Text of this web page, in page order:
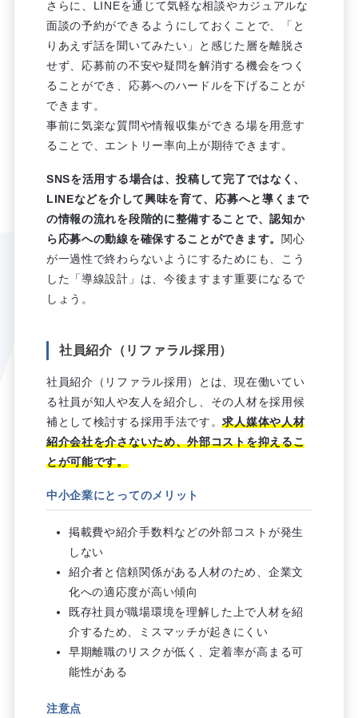
さらに、LINEを通じて気軽な相談やカジュアルな
面談の予約ができるようにしておくことで、「と
りあえず話を聞いてみたい」と感じた層を離脱さ
せず、応募前の不安や疑問を解消する機会をつく
ることができ、応募へのハードルを下げることが
できます。
事前に気楽な質問や情報収集ができる場を用意す
ることで、エントリー率向上が期待できます。
SNSを活用する場合は、投稿して完了ではなく、
LINEなどを介して興味を育て、応募へと導くまで
の情報の流れを段階的に整備することで、認知か
ら応募への動線を確保することができます。 関心
が一過性で終わらないようにするためにも、こう
した「導線設計」は、今後ますます重要になるで
しょう。
社員紹介（リファラル採用）
社員紹介（リファラル採用）とは、現在働いてい
る社員が知人や友人を紹介し、その人材を採用候
補として検討する採用手法です。求人媒体や人材
紹介会社を介さないため、外部コストを抑えるこ
とが可能です。
中小企業にとってのメリット
掲載費や紹介手数料などの外部コストが発生
しない
紹介者と信頼関係がある人材のため、企業文
化への適応度が高い傾向
既存社員が職場環境を理解した上で人材を紹
介するため、ミスマッチが起きにくい
早期離職のリスクが低く、定着率が高まる可
能性がある
注意点